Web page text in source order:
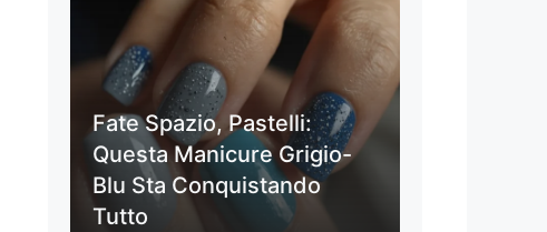
Fate Spazio, Pastelli:
Questa Manicure Grigio-
Blu Sta Conquistando
Tutto